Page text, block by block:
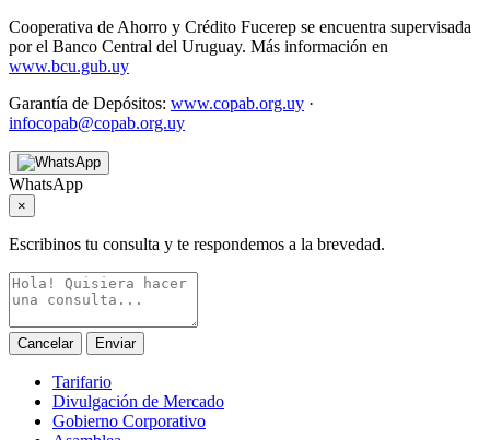
Cooperativa de Ahorro y Crédito Fucerep se encuentra supervisada
por el Banco Central del Uruguay. Más información en
www.bcu.gub.uy
Garantía de Depósitos: www.copab.org.uy ·
infocopab@copab.org.uy
WhatsApp
×
Escribinos tu consulta y te respondemos a la brevedad.
Cancelar Enviar
Tarifario
Divulgación de Mercado
Gobierno Corporativo